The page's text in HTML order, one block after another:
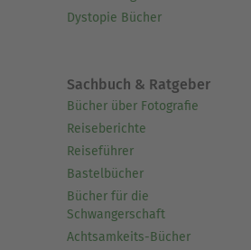
Dystopie Bücher
Sachbuch & Ratgeber
Bücher über Fotografie
Reiseberichte
Reiseführer
Bastelbücher
Bücher für die
Schwangerschaft
Achtsamkeits-Bücher